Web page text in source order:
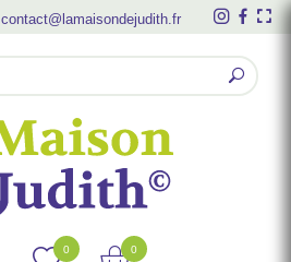
contact@lamaisondejudith.fr
0 0